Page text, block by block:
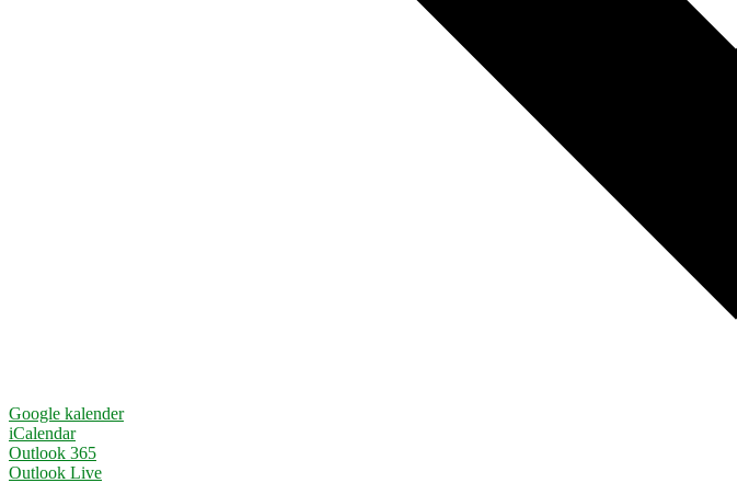
Google kalender
iCalendar
Outlook 365
Outlook Live